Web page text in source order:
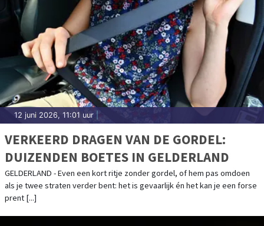
12 juni 2026, 11:01 uur
VERKEERD DRAGEN VAN DE GORDEL:
DUIZENDEN BOETES IN GELDERLAND
GELDERLAND - Even een kort ritje zonder gordel, of hem pas omdoen
als je twee straten verder bent: het is gevaarlijk én het kan je een forse
prent [...]